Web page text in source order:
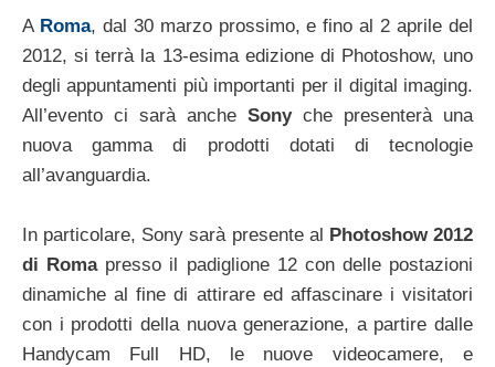
A Roma, dal 30 marzo prossimo, e fino al 2 aprile del
2012, si terrà la 13-esima edizione di Photoshow, uno
degli appuntamenti più importanti per il digital imaging.
All’evento ci sarà anche Sonyche presenterà una
nuova gamma di prodotti dotati di tecnologie
all’avanguardia.
In particolare, Sony sarà presente al Photoshow 2012
di Romapresso il padiglione 12 con delle postazioni
dinamiche al fine di attirare ed affascinare i visitatori
con i prodotti della nuova generazione, a partire dalle
Handycam Full HD, le nuove videocamere, e